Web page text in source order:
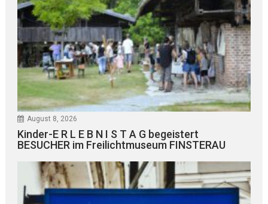
August 8, 2026
Kinder-E R L E B N I S T A G begeistert
BESUCHER im Freilichtmuseum FINSTERAU